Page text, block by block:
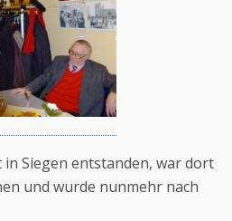
Siegen entstanden, war dort
und wurde nunmehr nach